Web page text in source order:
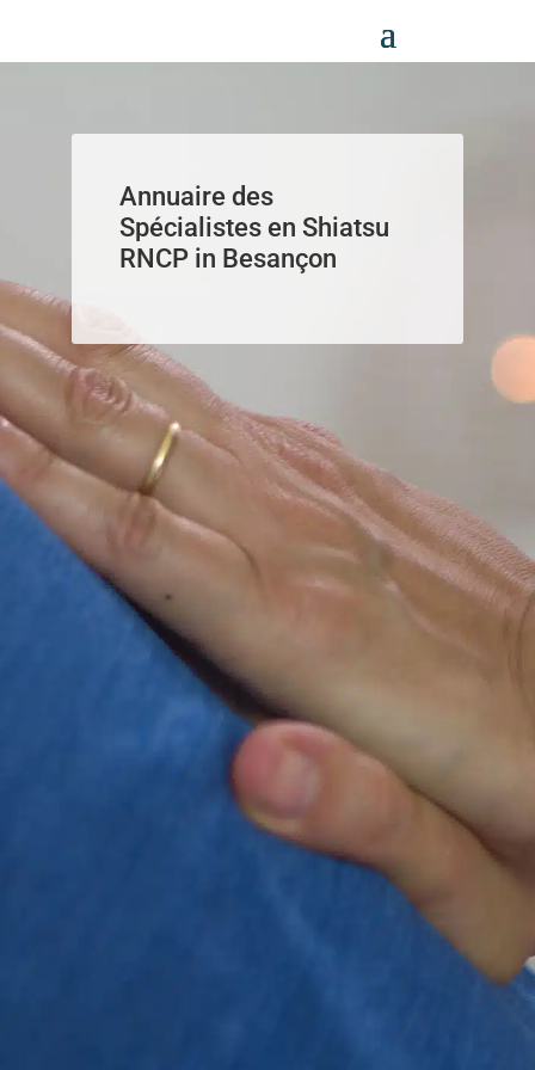
Annuaire des
Spécialistes en Shiatsu
RNCP in Besançon